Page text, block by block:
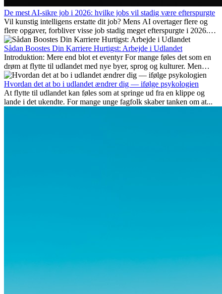
De mest AI-sikre job i 2026: hvilke jobs vil stadig være efterspurgte
Vil kunstig intelligens erstatte dit job? Mens AI overtager flere og
flere opgaver, forbliver visse job stadig meget efterspurgte i 2026.
Her gennemgår vi hvilke typer arbejde der anses som mest
fremtidssikre, hvilke kompetencer der vil være vigtige på lang sigt,
og hvorfor mange af disse jobs også giver attraktive
karrieremuligheder i udlandet.
Sådan Boostes Din Karriere Hurtigst: Arbejde i Udlandet
Introduktion: Mere end blot et eventyr For mange føles det som en
drøm at flytte til udlandet med nye byer, sprog og kulturer. Men
udover spændingen ved...
Hvordan det at bo i udlandet ændrer dig — ifølge psykologien
At flytte til udlandet kan føles som at springe ud fra en klippe og
lande i det ukendte. For mange unge fagfolk skaber tanken om at...